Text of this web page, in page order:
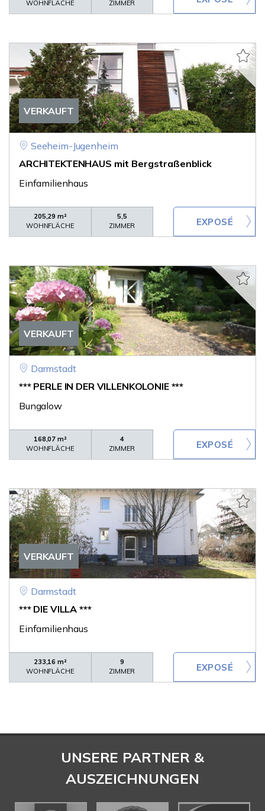
WOHNFLÄCHE
ZIMMER
VERKAUFT
Seeheim-Jugenheim
ARCHITEKTENHAUS mit Bergstraßenblick
Einfamilienhaus
205,29 m²
WOHNFLÄCHE
5,5
ZIMMER
VERKAUFT
Darmstadt
*** PERLE IN DER VILLENKOLONIE ***
Bungalow
168,07 m²
WOHNFLÄCHE
4
ZIMMER
VERKAUFT
Darmstadt
*** DIE VILLA ***
Einfamilienhaus
233,16 m²
WOHNFLÄCHE
9
ZIMMER
UNSERE PARTNER &
AUSZEICHNUNGEN